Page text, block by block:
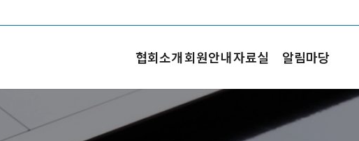
협회소개회원안내자료실 알림마당